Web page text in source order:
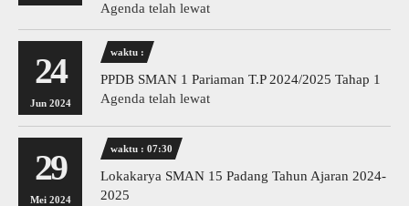
Agenda telah lewat
24
Jun 2024
waktu :
PPDB SMAN 1 Pariaman T.P 2024/2025 Tahap 1
Agenda telah lewat
29
Mei 2024
waktu : 07:30
Lokakarya SMAN 15 Padang Tahun Ajaran 2024-
2025